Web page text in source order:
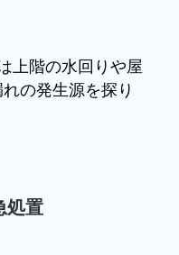
上階の水回りや屋
の発生源を探り
処置